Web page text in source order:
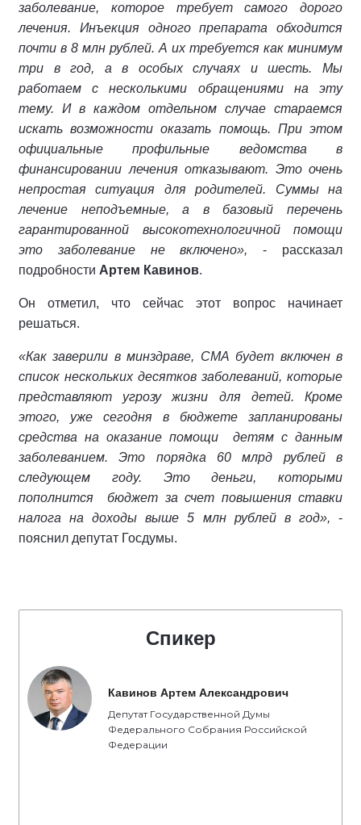
заболевание, которое требует самого дорого
лечения. Инъекция одного препарата обходится
почти в 8 млн рублей. А их требуется как минимум
три в год, а в особых случаях и шесть. Мы
работаем с несколькими обращениями на эту
тему. И в каждом отдельном случае стараемся
искать возможности оказать помощь. При этом
официальные профильные ведомства в
финансировании лечения отказывают. Это очень
непростая ситуация для родителей. Суммы на
лечение неподъемные, а в базовый перечень
гарантированной высокотехнологичной помощи
это заболевание не включено»,- рассказал
подробности Артем Кавинов.
Он отметил, что сейчас этот вопрос начинает
решаться.
«Как заверили в минздраве, СМА будет включен в
список нескольких десятков заболеваний, которые
представляют угрозу жизни для детей. Кроме
этого, уже сегодня в бюджете запланированы
средства на оказание помощи
детям с данным
заболеванием. Это порядка 60 млрд рублей в
следующем году. Это деньги, которыми
пополнится
бюджет за счет повышения ставки
налога на доходы выше 5 млн рублей в год», -
пояснил депутат Госдумы.
Спикер
Кавинов Артем Александрович
Депутат Государственной Думы
Федерального Собрания Российской
Федерации